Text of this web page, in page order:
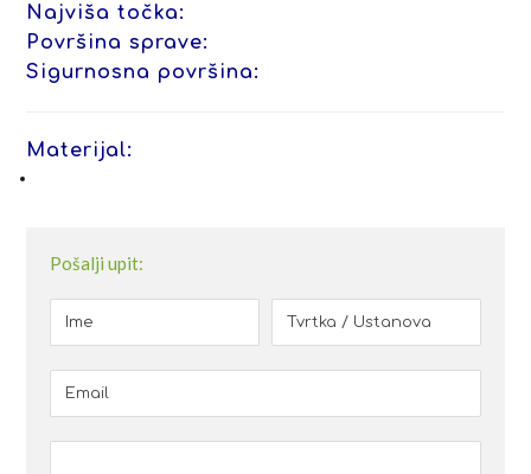
Najviša točka:
Površina sprave:
Sigurnosna površina:
Materijal:
Pošalji upit: